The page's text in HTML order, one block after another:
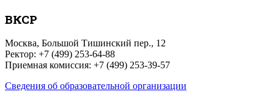
ВКСР
Москва, Большой Тишинский пер., 12
Ректор: +7 (499) 253-64-88
Приемная комиссия: +7 (499) 253-39-57
Сведения об образовательной организации